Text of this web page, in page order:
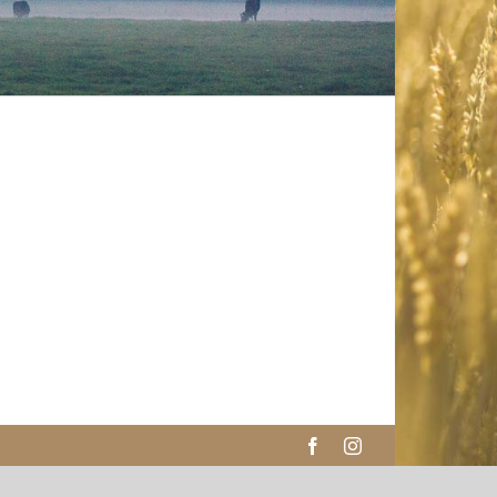
FacebookInstagram